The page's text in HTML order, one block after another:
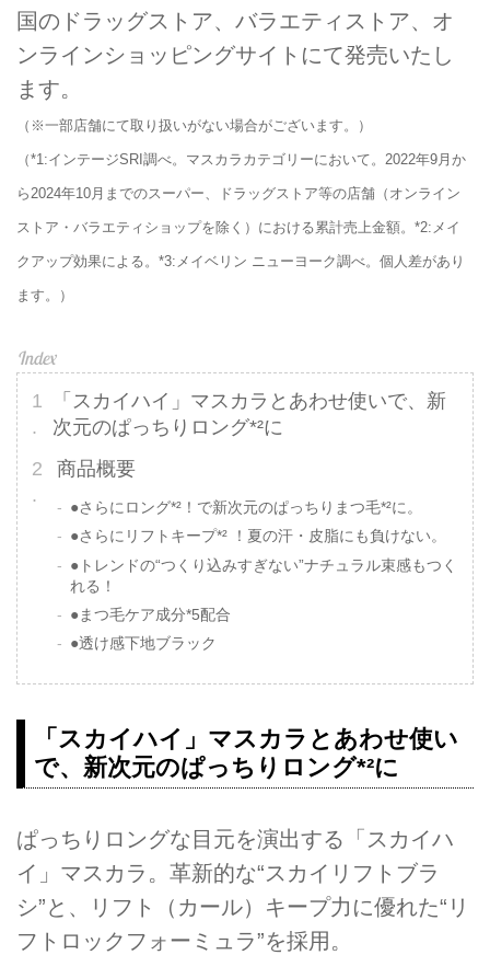
国のドラッグストア、バラエティストア、オ
ンラインショッピングサイトにて発売いたし
ます。
（※一部店舗にて取り扱いがない場合がございます。）
（*1:インテージSRI調べ。マスカラカテゴリーにおいて。2022年9月か
ら2024年10月までのスーパー、ドラッグストア等の店舗（オンライン
ストア・バラエティショップを除く）における累計売上金額。*2:メイ
クアップ効果による。*3:メイベリン ニューヨーク調べ。個人差があり
ます。）
「スカイハイ」マスカラとあわせ使いで、新
次元のぱっちりロング*²に
商品概要
●さらにロング*²！で新次元のぱっちりまつ毛*²に。
●さらにリフトキープ*² ！夏の汗・皮脂にも負けない。
●トレンドの“つくり込みすぎない”ナチュラル束感もつく
れる！
●まつ毛ケア成分*5配合
●透け感下地ブラック
「スカイハイ」マスカラとあわせ使い
で、新次元のぱっちりロング*²に
ぱっちりロングな目元を演出する「スカイハ
イ」マスカラ。革新的な“スカイリフトブラ
シ”と、リフト（カール）キープ力に優れた“リ
フトロックフォーミュラ”を採用。